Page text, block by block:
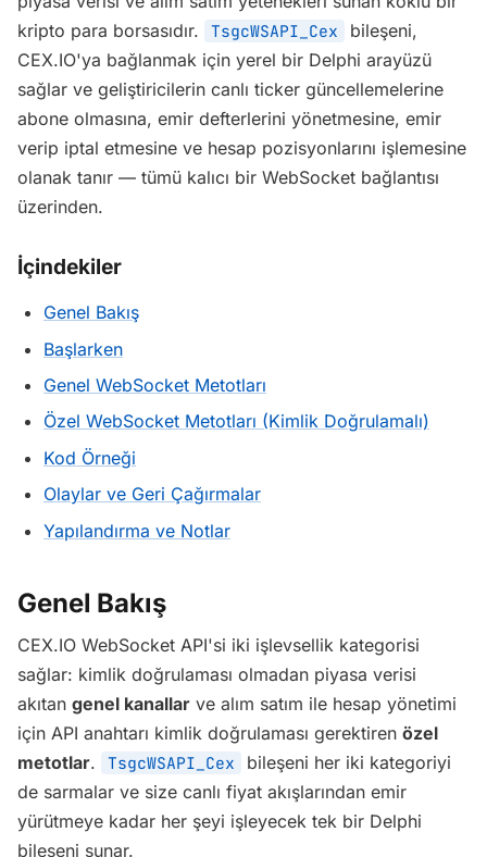
kripto para borsasıdır.
TsgcWSAPI_Cex
bileşeni,
CEX.IO'ya bağlanmak için yerel bir Delphi arayüzü
sağlar ve geliştiricilerin canlı ticker güncellemelerine
abone olmasına, emir defterlerini yönetmesine, emir
verip iptal etmesine ve hesap pozisyonlarını işlemesine
olanak tanır — tümü kalıcı bir WebSocket bağlantısı
üzerinden.
İçindekiler
Genel Bakış
Başlarken
Genel WebSocket Metotları
Özel WebSocket Metotları (Kimlik Doğrulamalı)
Kod Örneği
Olaylar ve Geri Çağırmalar
Yapılandırma ve Notlar
Genel Bakış
CEX.IO WebSocket API'si iki işlevsellik kategorisi
sağlar: kimlik doğrulaması olmadan piyasa verisi
akıtan genel kanallar ve alım satım ile hesap yönetimi
için API anahtarı kimlik doğrulaması gerektiren özel
metotlar. TsgcWSAPI_Cex
bileşeni her iki kategoriyi
de sarmalar ve size canlı fiyat akışlarından emir
yürütmeye kadar her şeyi işleyecek tek bir Delphi
bileşeni sunar.